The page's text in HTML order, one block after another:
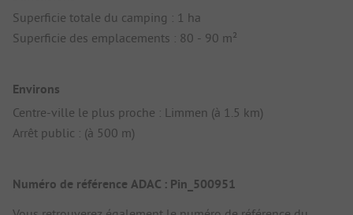
Superficie totale du camping : 1 ha
Superficie des emplacements : 80 - 90 m²
Environs
Centre-ville le plus proche : Limmen (à 1.5 km)
Arrêt public : (à 500 m)
Numéro de référence ADAC : Pin_500951